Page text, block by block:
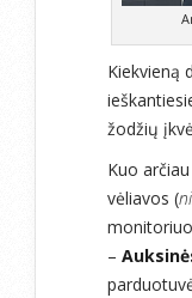
Kiekvieną
žodžių
Kuo
vėliavos (
–